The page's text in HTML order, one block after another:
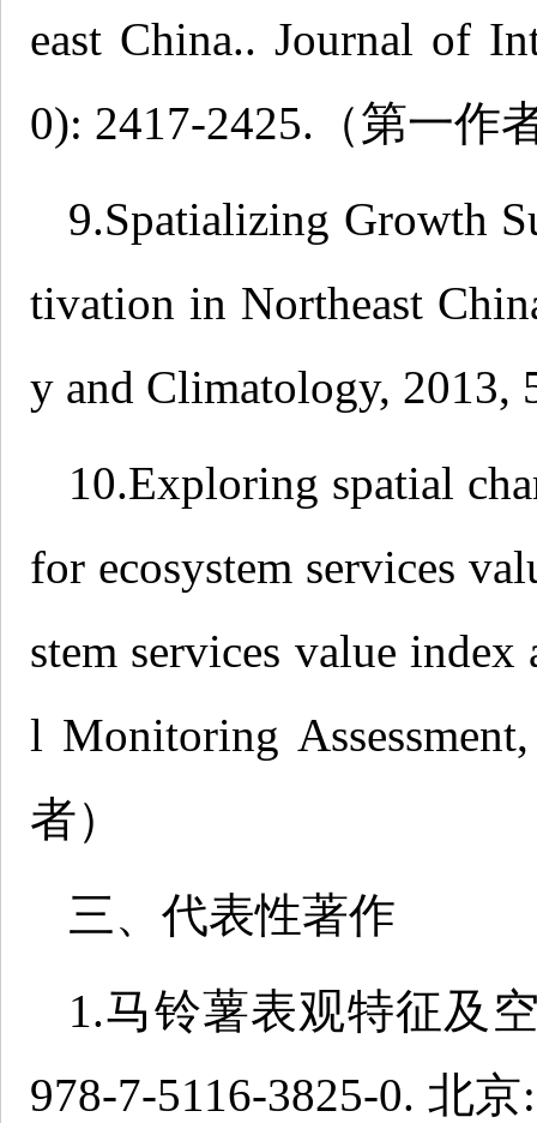
east China.. Journal of
0): 2417-2425.（第一作
9.Spatializing Growth
tivation in Northeast
y and Climatology,
10.Exploring spatial
for ecosystem services
stem services value
l Monitoring
者）
三、代表性著作
1.马铃薯表观特征及
978-7-5116-3825-0. 北